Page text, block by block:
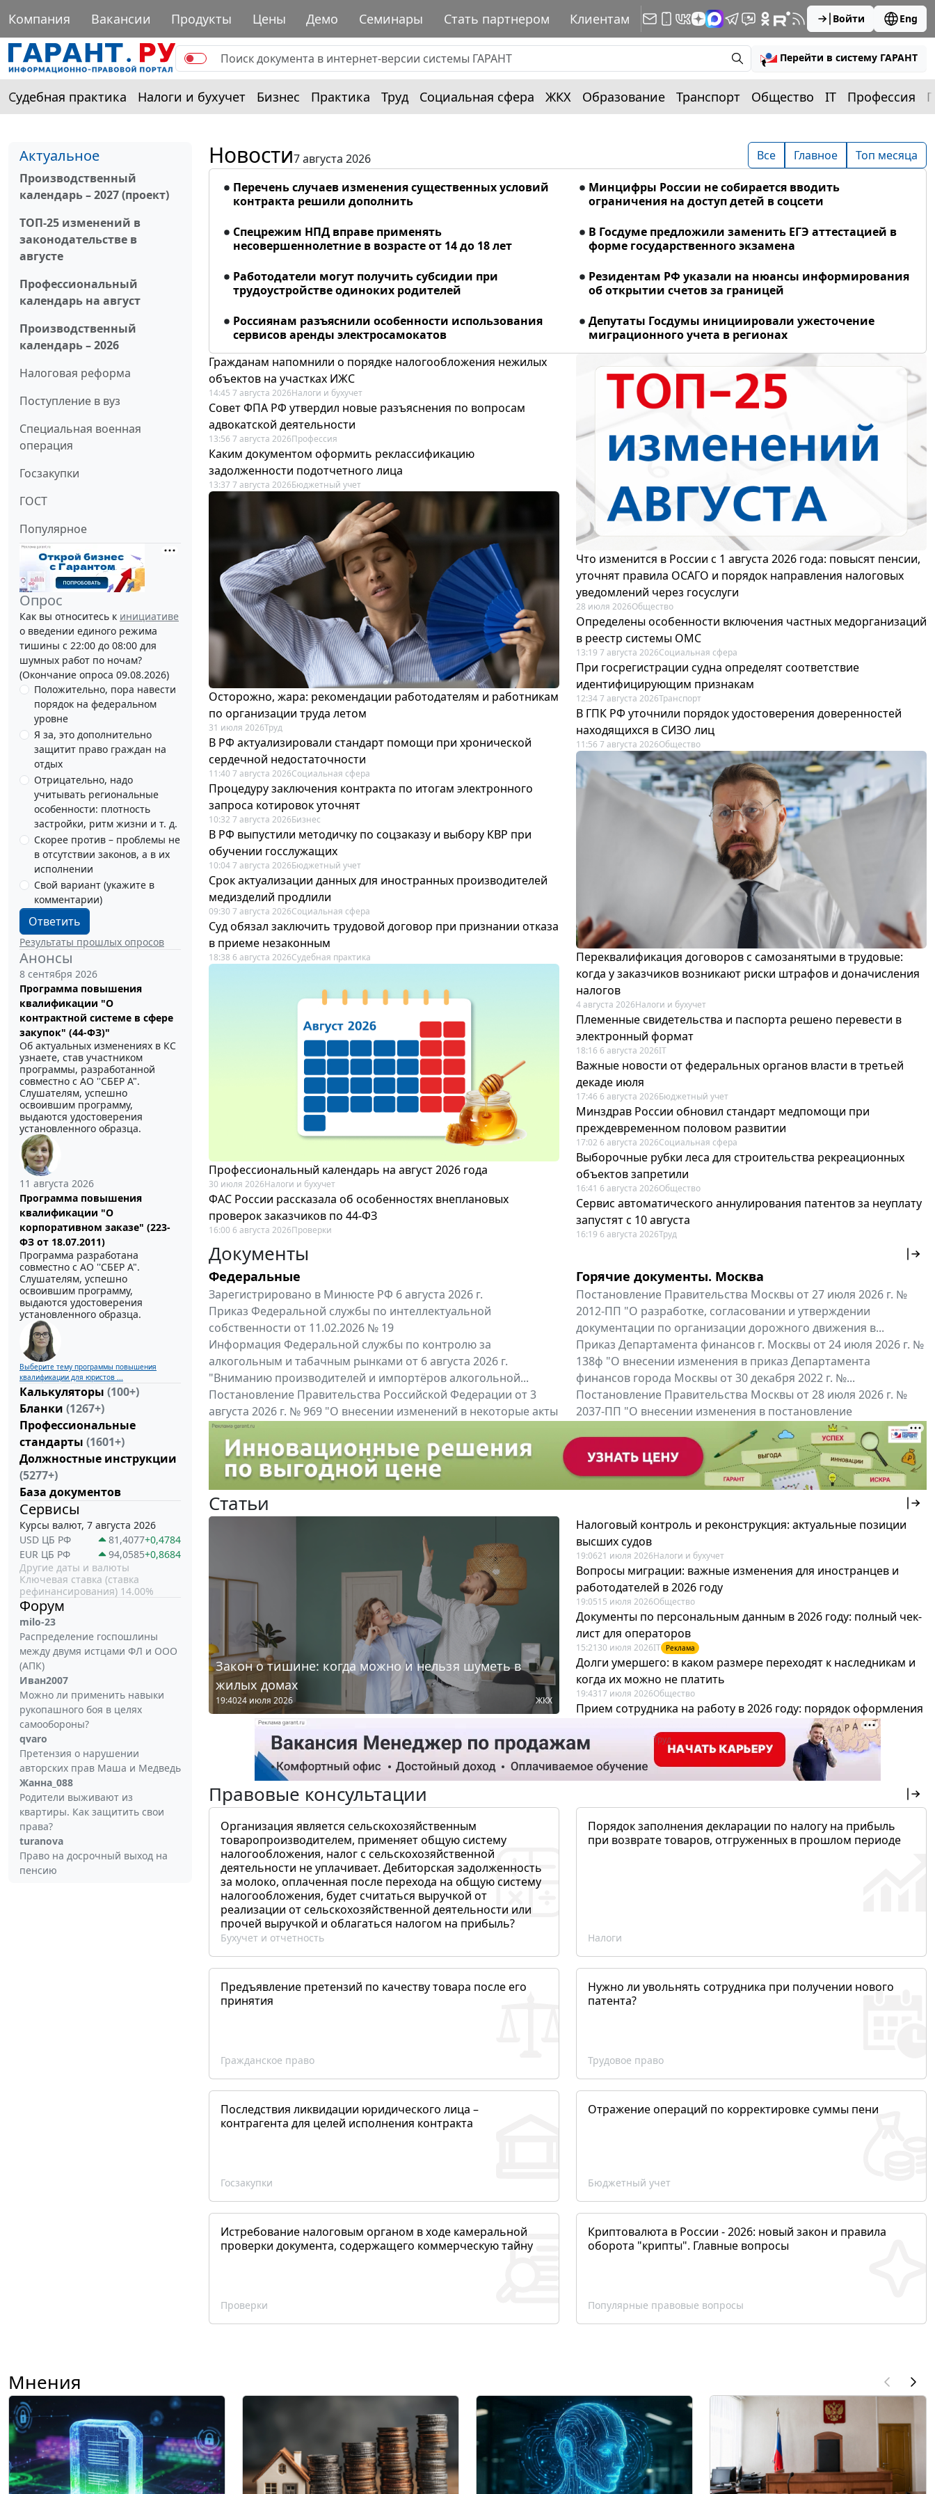
Компания Вакансии Продукты Цены Демо Семинары Стать партнером Клиентам Войти Eng
Перейти в систему ГАРАНТ
Судебная практика Налоги и бухучет Бизнес Практика Труд Социальная сфера ЖКХ Образование Транспорт Общество IT Профессия
Актуальное
Производственный
календарь – 2027 (проект)
ТОП-25 изменений в
законодательстве в
августе
Профессиональный
календарь на август
Производственный
календарь – 2026
Налоговая реформа
Поступление в вуз
Специальная военная
операция
Госзакупки
ГОСТ
Популярное
Опрос
Как вы относитесь к инициативе
о введении единого режима
тишины с 22:00 до 08:00 для
шумных работ по ночам?
(Окончание опроса 09.08.2026)
Положительно, пора навести
порядок на федеральном
уровне
Я за, это дополнительно
защитит право граждан на
отдых
Отрицательно, надо
учитывать региональные
особенности: плотность
застройки, ритм жизни и т. д.
Скорее против – проблемы не
в отсутствии законов, а в их
исполнении
Свой вариант (укажите в
комментарии)
Ответить
Результаты прошлых опросов
Анонсы
8 сентября 2026
Программа повышения
квалификации "О
контрактной системе в сфере
закупок" (44-ФЗ)"
Об актуальных изменениях в КС
узнаете, став участником
программы, разработанной
совместно с АО ''СБЕР А".
Слушателям, успешно
освоившим программу,
выдаются удостоверения
установленного образца.
11 августа 2026
Программа повышения
квалификации "О
корпоративном заказе" (223-
ФЗ от 18.07.2011)
Программа разработана
совместно с АО ''СБЕР А".
Слушателям, успешно
освоившим программу,
выдаются удостоверения
установленного образца.
Выберите тему программы повышения
квалификации для юристов ...
Калькуляторы (100+)
Бланки (1267+)
Профессиональные
стандарты (1601+)
Должностные инструкции
(5277+)
База документов
Сервисы
Курсы валют, 7 августа 2026
USD ЦБ РФ
81,4077+0,4784
EUR ЦБ РФ
94,0585+0,8684
Другие даты и валюты
Ключевая ставка (ставка
рефинансирования) 14.00%
Форум
milo-23
Распределение госпошлины
между двумя истцами ФЛ и ООО
(АПК)
Иван2007
Можно ли применить навыки
рукопашного боя в целях
самообороны?
qvaro
Претензия о нарушении
авторских прав Маша и Медведь
Жанна_088
Родители выживают из
квартиры. Как защитить свои
права?
turanova
Право на досрочный выход на
пенсию
Новости7 августа 2026 Все Главное Топ месяца
Перечень случаев изменения существенных условий
контракта решили дополнить
Минцифры России не собирается вводить
ограничения на доступ детей в соцсети
Спецрежим НПД вправе применять
несовершеннолетние в возрасте от 14 до 18 лет
В Госдуме предложили заменить ЕГЭ аттестацией в
форме государственного экзамена
Работодатели могут получить субсидии при
трудоустройстве одиноких родителей
Резидентам РФ указали на нюансы информирования
об открытии счетов за границей
Россиянам разъяснили особенности использования
сервисов аренды электросамокатов
Депутаты Госдумы инициировали ужесточение
миграционного учета в регионах
Гражданам напомнили о порядке налогообложения нежилых
объектов на участках ИЖС
14:45 7 августа 2026Налоги и бухучет
Совет ФПА РФ утвердил новые разъяснения по вопросам
адвокатской деятельности
13:56 7 августа 2026Профессия
Каким документом оформить реклассификацию
задолженности подотчетного лица
13:37 7 августа 2026Бюджетный учет
Осторожно, жара: рекомендации работодателям и работникам
по организации труда летом
31 июля 2026Труд
В РФ актуализировали стандарт помощи при хронической
сердечной недостаточности
11:40 7 августа 2026Социальная сфера
Процедуру заключения контракта по итогам электронного
запроса котировок уточнят
10:32 7 августа 2026Бизнес
В РФ выпустили методичку по соцзаказу и выбору КВР при
обучении госслужащих
10:04 7 августа 2026Бюджетный учет
Срок актуализации данных для иностранных производителей
медизделий продлили
09:30 7 августа 2026Социальная сфера
Суд обязал заключить трудовой договор при признании отказа
в приеме незаконным
18:38 6 августа 2026Судебная практика
Профессиональный календарь на август 2026 года
30 июля 2026Налоги и бухучет
ФАС России рассказала об особенностях внеплановых
проверок заказчиков по 44-ФЗ
16:00 6 августа 2026Проверки
Что изменится в России с 1 августа 2026 года: повысят пенсии,
уточнят правила ОСАГО и порядок направления налоговых
уведомлений через госуслуги
28 июля 2026Общество
Определены особенности включения частных медорганизаций
в реестр системы ОМС
13:19 7 августа 2026Социальная сфера
При госрегистрации судна определят соответствие
идентифицирующим признакам
12:34 7 августа 2026Транспорт
В ГПК РФ уточнили порядок удостоверения доверенностей
находящихся в СИЗО лиц
11:56 7 августа 2026Общество
Переквалификация договоров с самозанятыми в трудовые:
когда у заказчиков возникают риски штрафов и доначисления
налогов
4 августа 2026Налоги и бухучет
Племенные свидетельства и паспорта решено перевести в
электронный формат
18:16 6 августа 2026IT
Важные новости от федеральных органов власти в третьей
декаде июля
17:46 6 августа 2026Бюджетный учет
Минздрав России обновил стандарт медпомощи при
преждевременном половом развитии
17:02 6 августа 2026Социальная сфера
Выборочные рубки леса для строительства рекреационных
объектов запретили
16:41 6 августа 2026Общество
Сервис автоматического аннулирования патентов за неуплату
запустят с 10 августа
16:19 6 августа 2026Труд
Документы
Федеральные
Зарегистрировано в Минюсте РФ 6 августа 2026 г.
Приказ Федеральной службы по интеллектуальной
собственности от 11.02.2026 № 19
Информация Федеральной службы по контролю за
алкогольным и табачным рынками от 6 августа 2026 г.
"Вниманию производителей и импортёров алкогольной...
Постановление Правительства Российской Федерации от 3
августа 2026 г. № 969 "О внесении изменений в некоторые акты
Правительства Российской Федерации"
Все федеральные документы
Горячие документы. Москва
Постановление Правительства Москвы от 27 июля 2026 г. №
2012-ПП "О разработке, согласовании и утверждении
документации по организации дорожного движения в...
Приказ Департамента финансов г. Москвы от 24 июля 2026 г. №
138ф "О внесении изменения в приказ Департамента
финансов города Москвы от 30 декабря 2022 г. №...
Постановление Правительства Москвы от 28 июля 2026 г. №
2037-ПП "О внесении изменения в постановление
Правительства Москвы от 26 июля 2011 г. № 334-ПП"
Все региональные документы Мой регион ...
Статьи
Закон о тишине: когда можно и нельзя шуметь в
жилых домах
19:4024 июля 2026 ЖКХ
Налоговый контроль и реконструкция: актуальные позиции
высших судов
19:0621 июля 2026Налоги и бухучет
Вопросы миграции: важные изменения для иностранцев и
работодателей в 2026 году
19:0515 июля 2026Общество
Документы по персональным данным в 2026 году: полный чек-
лист для операторов
15:21 30 июля 2026IT Реклама
Долги умершего: в каком размере переходят к наследникам и
когда их можно не платить
19:4317 июля 2026Общество
Прием сотрудника на работу в 2026 году: порядок оформления
12:28 Труд
Правовые консультации
Организация является сельскохозяйственным
товаропроизводителем, применяет общую систему
налогообложения, налог с сельскохозяйственной
деятельности не уплачивает. Дебиторская задолженность
за молоко, оплаченная после перехода на общую систему
налогообложения, будет считаться выручкой от
реализации от сельскохозяйственной деятельности или
прочей выручкой и облагаться налогом на прибыль?
Бухучет и отчетность
Порядок заполнения декларации по налогу на прибыль
при возврате товаров, отгруженных в прошлом периоде
Налоги
Предъявление претензий по качеству товара после его
принятия
Гражданское право
Нужно ли увольнять сотрудника при получении нового
патента?
Трудовое право
Последствия ликвидации юридического лица –
контрагента для целей исполнения контракта
Госзакупки
Отражение операций по корректировке суммы пени
Бюджетный учет
Истребование налоговым органом в ходе камеральной
проверки документа, содержащего коммерческую тайну
Проверки
Криптовалюта в России - 2026: новый закон и правила
оборота "крипты". Главные вопросы
Популярные правовые вопросы
Мнения